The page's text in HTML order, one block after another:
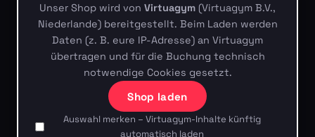
Unser Shop wird von Virtuagym (Virtuagym B.V.,
Niederlande) bereitgestellt. Beim Laden werden
Daten (z. B. eure IP-Adresse) an Virtuagym
übertragen und für die Buchung technisch
notwendige Cookies gesetzt.
Shop laden
Auswahl merken – Virtuagym-Inhalte künftig
automatisch laden